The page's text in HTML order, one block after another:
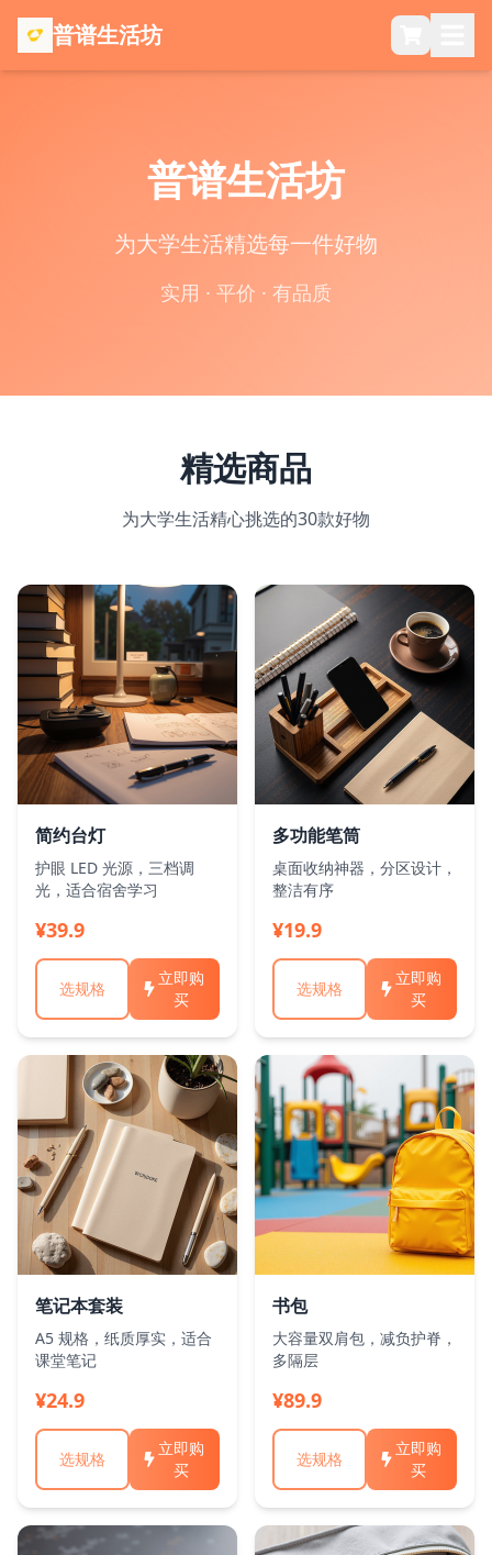
普谱生活坊
普谱生活坊
为大学生活精选每一件好物
实用 · 平价 · 有品质
精选商品
为大学生活精心挑选的30款好物
简约台灯
护眼 LED 光源，三档调
光，适合宿舍学习
¥39.9
选规格
立即购
买
多功能笔筒
桌面收纳神器，分区设计，
整洁有序
¥19.9
选规格
立即购
买
笔记本套装
A5 规格，纸质厚实，适合
课堂笔记
¥24.9
选规格
立即购
买
书包
大容量双肩包，减负护脊，
多隔层
¥89.9
选规格
立即购
买